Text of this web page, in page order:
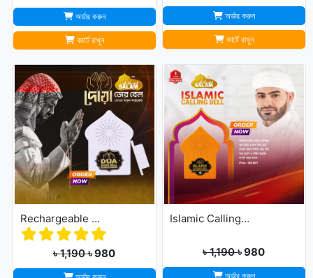
অর্ডার করুন
কার্টে রাখুন
অর্ডার করুন
কার্টে রাখুন
Rechargeable Dua Door Bell
৳ 1,190৳ 980
Islamic Calling Bell
৳ 1,190৳ 980
অর্ডার করুন